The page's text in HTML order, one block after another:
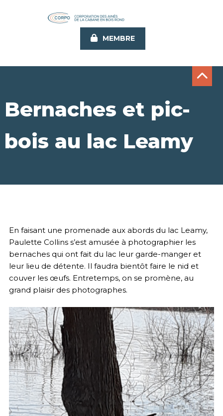
MEMBRE
Bernaches et pic-
bois au lac Leamy
En faisant une promenade aux abords du lac Leamy,
Paulette Collins s’est amusée à photographier les
bernaches qui ont fait du lac leur garde-manger et
leur lieu de détente. Il faudra bientôt faire le nid et
couver les œufs. Entretemps, on se promène, au
grand plaisir des photographes.